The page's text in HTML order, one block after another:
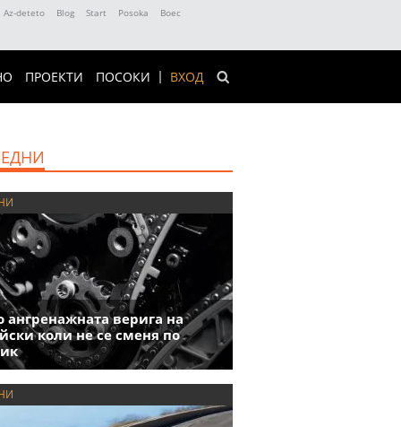
Az-deteto Blog Start Posoka
Boec
ВХОД
ПРОЕКТИ ПОСОКИ
ангренажната верига на
коли не се сменя по